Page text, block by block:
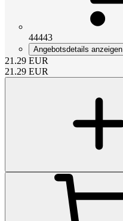
44443
Angebotsdetails anzeigen
21.29 EUR
21.29 EUR